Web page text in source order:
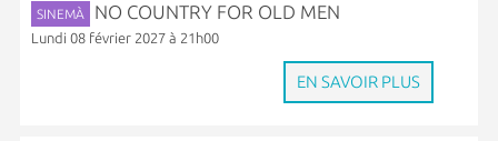
SINEMÀ NO COUNTRY FOR OLD MEN
Lundi 08 février 2027 à 21h00
EN SAVOIR PLUS